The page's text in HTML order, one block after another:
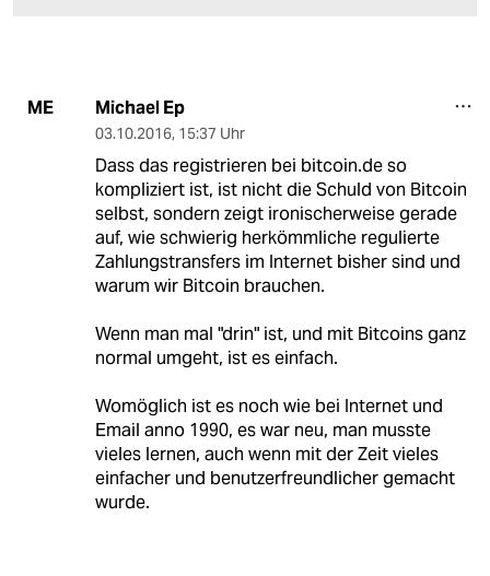
ME Michael Ep
03.10.2016, 15:37 Uhr
Dass das registrieren bei bitcoin.de so
kompliziert ist, ist nicht die Schuld von Bitcoin
selbst, sondern zeigt ironischerweise gerade
auf, wie schwierig herkömmliche regulierte
Zahlungstransfers im Internet bisher sind und
warum wir Bitcoin brauchen.
Wenn man mal "drin" ist, und mit Bitcoins ganz
normal umgeht, ist es einfach.
Womöglich ist es noch wie bei Internet und
Email anno 1990, es war neu, man musste
vieles lernen, auch wenn mit der Zeit vieles
einfacher und benutzerfreundlicher gemacht
wurde.